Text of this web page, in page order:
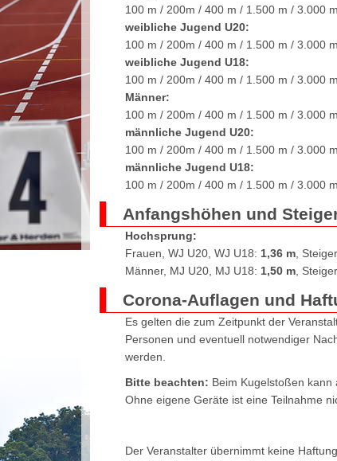
100 m / 200m / 400 m / 1.500 m / 3.000
weibliche Jugend U20:
100 m / 200m / 400 m / 1.500 m / 3.000
weibliche Jugend U18:
100 m / 200m / 400 m / 1.500 m / 3.000
Männer:
100 m / 200m / 400 m / 1.500 m / 3.000
männliche Jugend U20:
100 m / 200m / 400 m / 1.500 m / 3.000
männliche Jugend U18:
100 m / 200m / 400 m / 1.500 m / 3.000
Anfangshöhen und
Hochsprung:
Frauen, WJ U20, WJ U18: 1,36 m,
Männer, MJ U20, MJ U18: 1,50 m,
Corona-Auflagen und
Es gelten die zum Zeitpunkt der
Personen und eventuell notwendiger
werden.
Bitte beachten: Beim Kugelstoßen
Ohne eigene Geräte ist eine Teilnahme
Der Veranstalter übernimmt keine